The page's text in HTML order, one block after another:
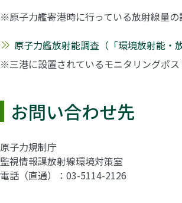
※原子力艦寄港時に行っている放射線量の
原子力艦放射能調査（「環境放射能・
※三港に設置されているモニタリングポス
お問い合わせ先
原子力規制庁
監視情報課放射線環境対策室
電話（直通）：03-5114-2126